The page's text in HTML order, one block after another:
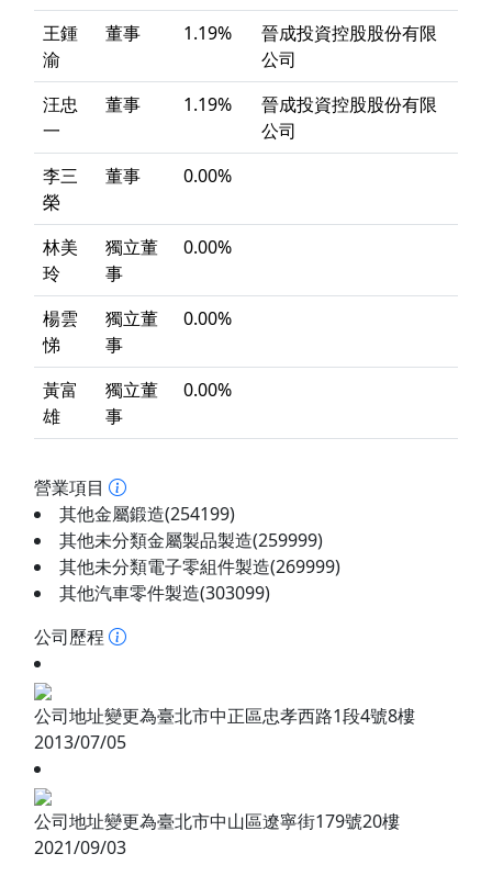
王鍾
渝
董事 1.19%
晉成投資控股股份有限
公司
汪忠
一
董事 1.19%
晉成投資控股股份有限
公司
李三
榮
董事 0.00%
林美
玲
獨立董
事
0.00%
楊雲
悌
獨立董
事
0.00%
黃富
雄
獨立董
事
0.00%
營業項目
其他金屬鍛造(254199)
其他未分類金屬製品製造(259999)
其他未分類電子零組件製造(269999)
其他汽車零件製造(303099)
公司歷程
公司地址變更為臺北市中正區忠孝西路1段4號8樓
2013/07/05
公司地址變更為臺北市中山區遼寧街179號20樓
2021/09/03